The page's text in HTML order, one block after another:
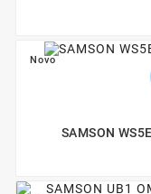
Novo
SAMSON